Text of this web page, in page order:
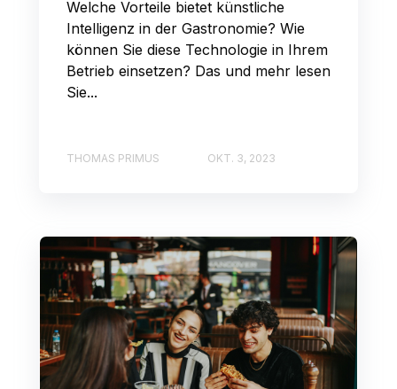
Welche Vorteile bietet künstliche
Intelligenz in der Gastronomie? Wie
können Sie diese Technologie in Ihrem
Betrieb einsetzen? Das und mehr lesen
Sie...
THOMAS PRIMUS OKT. 3, 2023